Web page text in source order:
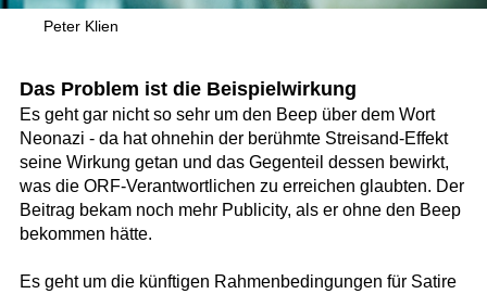
Peter Klien
Das Problem ist die Beispielwirkung
Es geht gar nicht so sehr um den Beep über dem Wort
Neonazi - da hat ohnehin der berühmte Streisand-Effekt
seine Wirkung getan und das Gegenteil dessen bewirkt,
was die ORF-Verantwortlichen zu erreichen glaubten. Der
Beitrag bekam noch mehr Publicity, als er ohne den Beep
bekommen hätte.
Es geht um die künftigen Rahmenbedingungen für Satire